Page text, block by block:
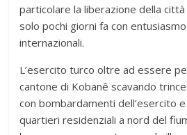
particolare la liberazione della
solo pochi giorni fa con
internazionali.
L’esercito turco oltre ad essere
cantone di Kobanê scavando
con bombardamenti dell’esercito e
quartieri residenziali a nord del